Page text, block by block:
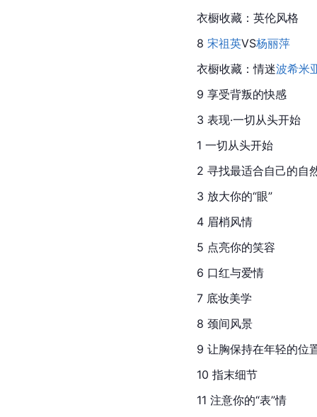
衣橱收藏：英伦风格
8 宋祖英VS杨丽萍
衣橱收藏：情迷波希米
9 享受背叛的快感
3 表现·一切从头开始
1 一切从头开始
2 寻找最适合自己的自
3 放大你的“眼”
4 眉梢风情
5 点亮你的笑容
6 口红与爱情
7 底妆美学
8 颈间风景
9 让胸保持在年轻的位
10 指末细节
11 注意你的“表”情